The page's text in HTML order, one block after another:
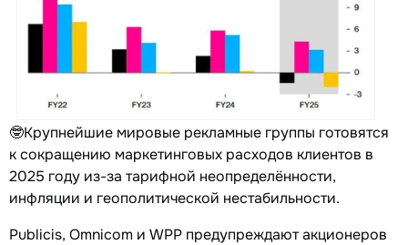
🤓Крупнейшие мировые рекламные группы готовятся
к сокращению маркетинговых расходов клиентов в
2025 году из-за тарифной неопределённости,
инфляции и геополитической нестабильности.
Publicis, Omnicom и WPP предупреждают акционеров